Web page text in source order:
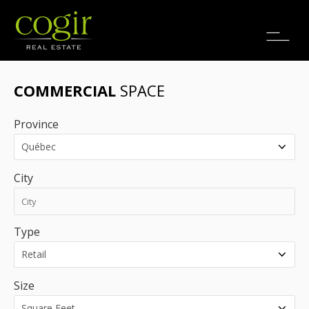
Jobs
COMMERCIAL SPACE
Province
City
Type
Size